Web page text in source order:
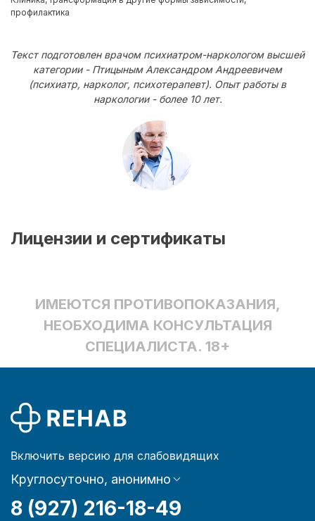
профилактика
Текст подготовлен врачом психиатром-наркологом высшей
категории - Птицыным Александром Андреевичем
(психиатр, нарколог, психотерапевт). Опыт работы в
наркологии - более 10 лет.
Лицензии и сертификаты
ИМЕЮТСЯ ПРОТИВОПОКАЗАНИЯ,
НЕОБХОДИМА КОНСУЛЬТАЦИЯ
СПЕЦИАЛИСТА. 18+
Включить версию для слабовидящих
Круглосуточно, анонимно
8 (927) 216-18-49